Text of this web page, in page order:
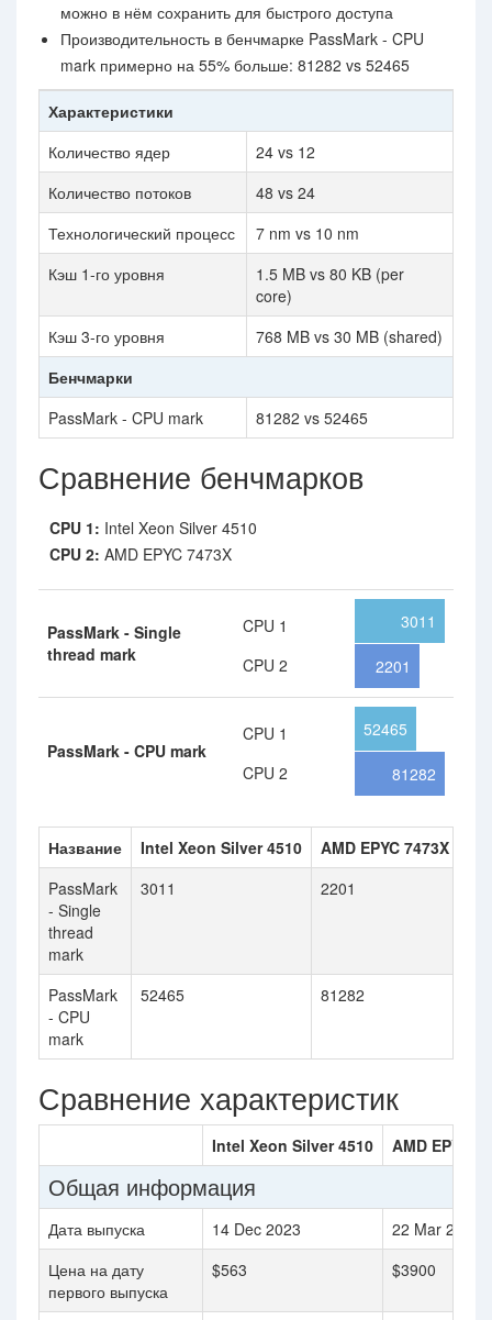
можно в нём сохранить для быстрого доступа
Производительность в бенчмарке PassMark - CPU
mark примерно на 55% больше: 81282 vs 52465
Характеристики
Количество ядер
24 vs 12
Количество потоков
48 vs 24
Технологический процесс
7 nm vs 10 nm
Кэш 1-го уровня
1.5 MB vs 80 KB (per
core)
Кэш 3-го уровня
768 MB vs 30 MB (shared)
Бенчмарки
PassMark - CPU mark
81282 vs 52465
Сравнение бенчмарков
CPU 1: Intel Xeon Silver 4510
CPU 2: AMD EPYC 7473X
PassMark - Single
thread mark
CPU 1
CPU 2
3011
2201
PassMark - CPU mark
CPU 1
CPU 2
52465
81282
Название Intel Xeon Silver 4510
AMD EPYC 7473X
PassMark
- Single
thread
mark
3011 2201
PassMark
- CPU
mark
52465 81282
Сравнение характеристик
Intel Xeon Silver 4510 AMD EPYC
Общая информация
Дата выпуска 14 Dec 2023
22 Mar 2022
Цена на дату
первого выпуска
$563 $3900